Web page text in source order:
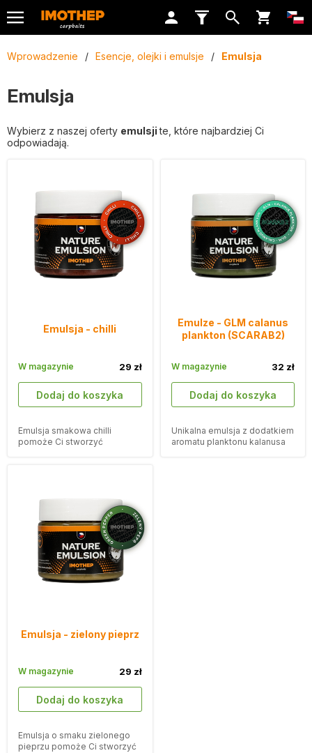
Wprowadzenie / Esencje, olejki i emulsje / Emulsja
Emulsja
Wybierz z naszej oferty emulsjite, które najbardziej Ci
odpowiadają.
Emulsja - chilli
Dodaj do koszyka
29 zł
W magazynie
Emulsja smakowa chilli
pomoże Ci stworzyć
Emulze - GLM calanus
plankton (SCARAB2)
Dodaj do koszyka
32 zł
W magazynie
Unikalna emulsja z dodatkiem
aromatu planktonu kalanusa
Emulsja - zielony pieprz
Dodaj do koszyka
29 zł
W magazynie
Emulsja o smaku zielonego
pieprzu pomoże Ci stworzyć